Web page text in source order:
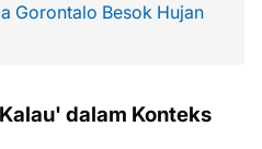
Gorontalo Besok Hujan
dalam Konteks